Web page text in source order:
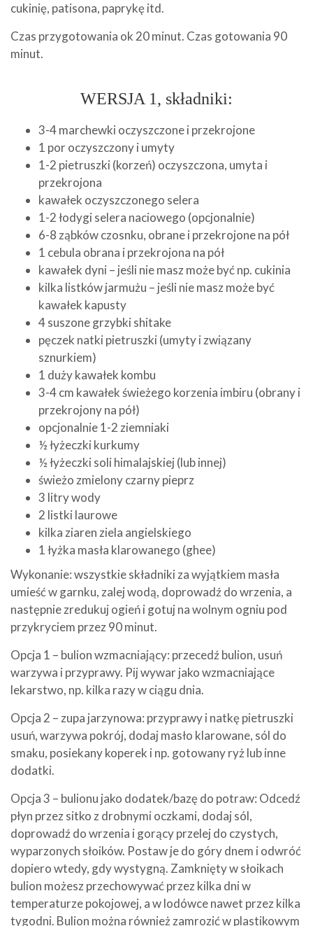
cukinię, patisona, paprykę itd.
Czas przygotowania ok 20 minut. Czas gotowania 90
minut.
WERSJA 1, składniki:
3-4 marchewki oczyszczone i przekrojone
1 por oczyszczony i umyty
1-2 pietruszki (korzeń) oczyszczona, umyta i
przekrojona
kawałek oczyszczonego selera
1-2 łodygi selera naciowego (opcjonalnie)
6-8 ząbków czosnku, obrane i przekrojone na pół
1 cebula obrana i przekrojona na pół
kawałek dyni – jeśli nie masz może być np. cukinia
kilka listków jarmużu – jeśli nie masz może być
kawałek kapusty
4 suszone grzybki shitake
pęczek natki pietruszki (umyty i związany
sznurkiem)
1 duży kawałek kombu
3-4 cm kawałek świeżego korzenia imbiru (obrany i
przekrojony na pół)
opcjonalnie 1-2 ziemniaki
½ łyżeczki kurkumy
½ łyżeczki soli himalajskiej (lub innej)
świeżo zmielony czarny pieprz
3 litry wody
2 listki laurowe
kilka ziaren ziela angielskiego
1 łyżka masła klarowanego (ghee)
Wykonanie: wszystkie składniki za wyjątkiem masła
umieść w garnku, zalej wodą, doprowadź do wrzenia, a
następnie zredukuj ogień i gotuj na wolnym ogniu pod
przykryciem przez 90 minut.
Opcja 1 – bulion wzmacniający: przecedź bulion, usuń
warzywa i przyprawy. Pij wywar jako wzmacniające
lekarstwo, np. kilka razy w ciągu dnia.
Opcja 2 – zupa jarzynowa: przyprawy i natkę pietruszki
usuń, warzywa pokrój, dodaj masło klarowane, sól do
smaku, posiekany koperek i np. gotowany ryż lub inne
dodatki.
Opcja 3 – bulionu jako dodatek/bazę do potraw: Odcedź
płyn przez sitko z drobnymi oczkami, dodaj sól,
doprowadź do wrzenia i gorący przelej do czystych,
wyparzonych słoików. Postaw je do góry dnem i odwróć
dopiero wtedy, gdy wystygną. Zamknięty w słoikach
bulion możesz przechowywać przez kilka dni w
temperaturze pokojowej, a w lodówce nawet przez kilka
tygodni. Bulion można również zamrozić w plastikowym